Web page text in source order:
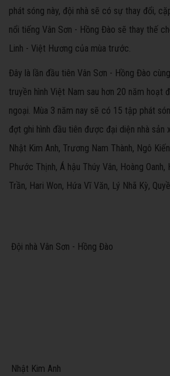
phát sóng này, đội nhà sẽ có sự thay đổi,
nổi tiếng Vân Sơn - Hồng Đào sẽ thay thế
Linh - Việt Hương của mùa trước.
Đây là lần đầu tiên Vân Sơn - Hồng Đào
truyền hình Việt Nam sau hơn 20 năm hoạt
ngoại. Mùa 3 năm nay sẽ có 15 tập phát
đợt ghi hình đầu tiên được đại diện nhà sản
Nhật Kim Anh, Trương Nam Thành, Ngô
Phước Thịnh, Á hậu Thúy Vân, Hoàng Oanh,
Trần, Hari Won, Hứa Vĩ Văn, Lý Nhã Kỳ,
Đội nhà Vân Sơn - Hồng Đào
Nhật Kim Anh